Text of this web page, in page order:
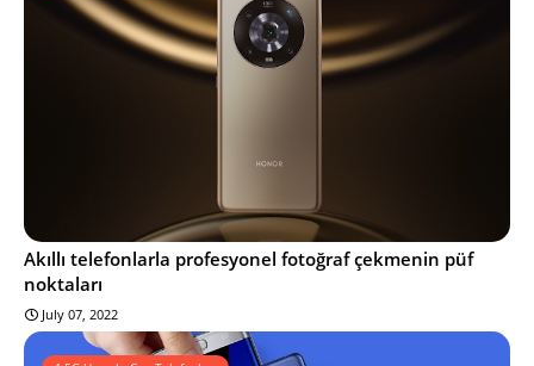
Akıllı telefonlarla profesyonel fotoğraf çekmenin püf
noktaları
July 07, 2022